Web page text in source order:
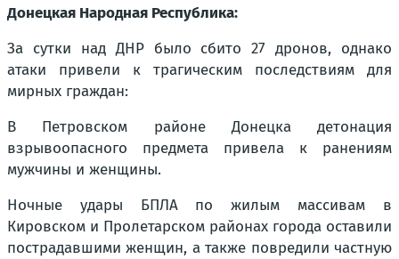
Донецкая Народная Республика:
За сутки над ДНР было сбито 27 дронов, однако
атаки привели к трагическим последствиям для
мирных граждан:
В Петровском районе Донецка детонация
взрывоопасного предмета привела к ранениям
мужчины и женщины.
Ночные удары БПЛА по жилым массивам в
Кировском и Пролетарском районах города оставили
пострадавшими женщин, а также повредили частную